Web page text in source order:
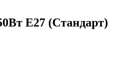
Е27 (Стандарт)